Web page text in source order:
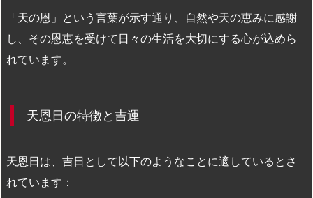
「天の恩」という言葉が示す通り、自然や天の恵みに感謝
し、その恩恵を受けて日々の生活を大切にする心が込めら
れています。
天恩日の特徴と吉運
天恩日は、吉日として以下のようなことに適しているとさ
れています：